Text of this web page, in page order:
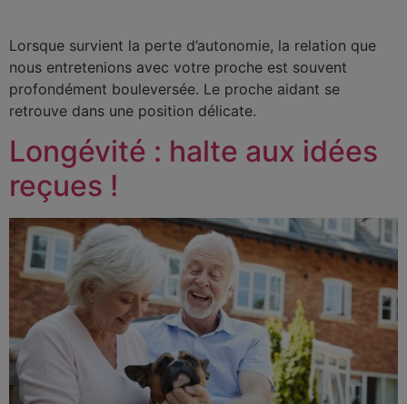
Lorsque survient la perte d’autonomie, la relation que
nous entretenions avec votre proche est souvent
profondément bouleversée. Le proche aidant se
retrouve dans une position délicate.
Longévité : halte aux idées
reçues !